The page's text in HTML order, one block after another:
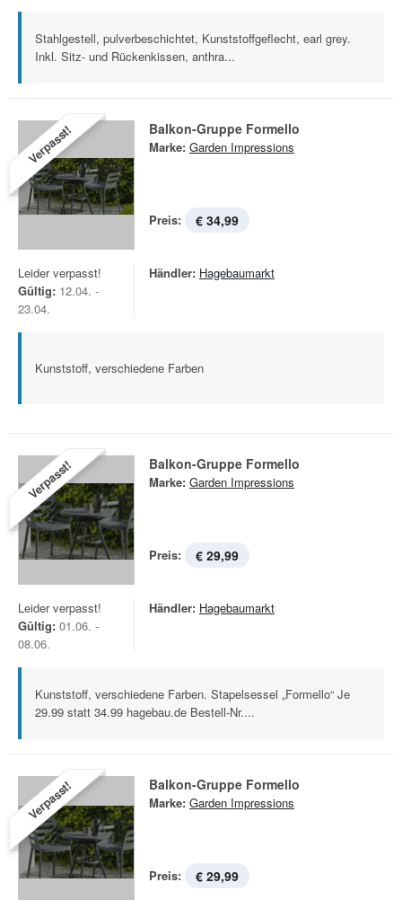
Stahlgestell, pulverbeschichtet, Kunststoffgeflecht, earl grey.
Inkl. Sitz- und Rückenkissen, anthra...
Verpasst! Balkon-Gruppe Formello
Marke: Garden Impressions
Preis: € 34,99
Leider verpasst!
Gültig: 12.04. -
23.04.
Händler: Hagebaumarkt
Kunststoff, verschiedene Farben
Verpasst! Balkon-Gruppe Formello
Marke: Garden Impressions
Preis: € 29,99
Leider verpasst!
Gültig: 01.06. -
08.06.
Händler: Hagebaumarkt
Kunststoff, verschiedene Farben. Stapelsessel „Formello“ Je
29.99 statt 34.99 hagebau.de Bestell-Nr....
Verpasst! Balkon-Gruppe Formello
Marke: Garden Impressions
Preis: € 29,99